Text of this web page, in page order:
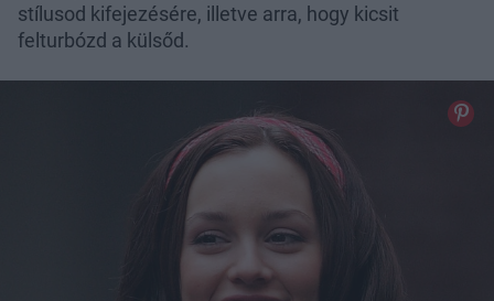
stílusod kifejezésére, illetve arra, hogy kicsit
felturbózd a külsőd.